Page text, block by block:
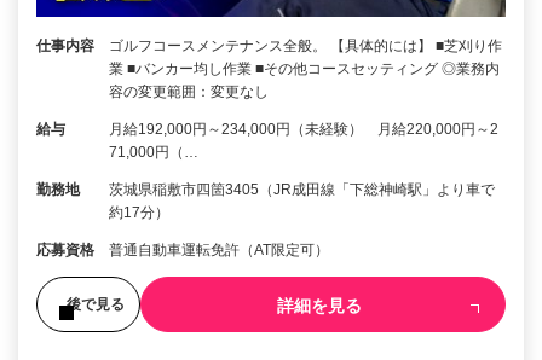
仕事内容
ゴルフコースメンテナンス全般。 【具体的には】 ■芝刈り作
業 ■バンカー均し作業 ■その他コースセッティング ◎業務内
容の変更範囲：変更なし
給与
月給192,000円～234,000円（未経験） 月給220,000円～2
71,000円（…
勤務地
茨城県稲敷市四箇3405（JR成田線「下総神崎駅」より車で
約17分）
応募資格 普通自動車運転免許（AT限定可）
後で見る 詳細を見る